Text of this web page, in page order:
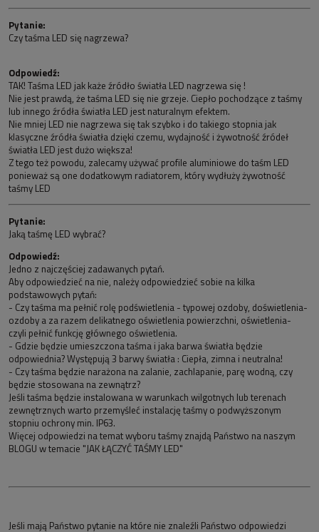
Pytanie:
Czy taśma LED się nagrzewa?
Odpowiedź:
TAK! Taśma LED jak każe źródło światła LED nagrzewa się !
Nie jest prawdą, że taśma LED się nie grzeje. Ciepło pochodzące z taśmy
lub innego źródła światła LED jest naturalnym efektem.
Nie mniej LED nie nagrzewa się tak szybko i do takiego stopnia jak
klasyczne źródła światła dzięki czemu, wydajność i żywotność źródeł
światła LED jest dużo większa!
Z tego też powodu, zalecamy używać profile aluminiowe do taśm LED
ponieważ są one dodatkowym radiatorem, który wydłuży żywotność
taśmy LED
Pytanie:
Jaką taśmę LED wybrać?
Odpowiedź:
Jedno z najczęściej zadawanych pytań.
Aby odpowiedzieć na nie, należy odpowiedzieć sobie na kilka
podstawowych pytań:
- Czy taśma ma pełnić rolę podświetlenia - typowej ozdoby, doświetlenia-
ozdoby a za razem delikatnego oświetlenia powierzchni, oświetlenia-
czyli pełnić funkcję głównego oświetlenia.
- Gdzie będzie umieszczona taśma i jaka barwa światła będzie
odpowiednia? Występują 3 barwy światła : Ciepła, zimna i neutralna!
- Czy taśma będzie narażona na zalanie, zachlapanie, parę wodną, czy
będzie stosowana na zewnątrz?
Jeśli taśma będzie instalowana w warunkach wilgotnych lub terenach
zewnętrznych warto przemyśleć instalację taśmy o podwyższonym
stopniu ochrony min. IP63.
Więcej odpowiedzi na temat wyboru taśmy znajdą Państwo na naszym
BLOGU w temacie "JAK ŁĄCZYĆ TAŚMY LED"
Jeśli mają Państwo pytanie na które nie znaleźli Państwo odpowiedzi